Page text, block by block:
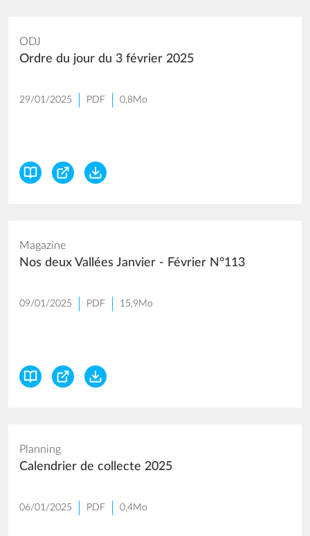
ODJ
Ordre du jour du 3 février 2025
29/01/2025 PDF 0,8Mo
Magazine
Nos deux Vallées Janvier - Février N°113
09/01/2025 PDF 15,9Mo
Planning
Calendrier de collecte 2025
06/01/2025 PDF 0,4Mo